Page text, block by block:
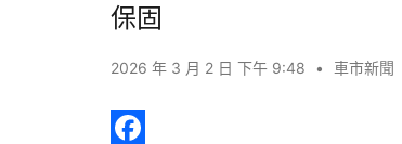
保固
2026 年 3 月 2 日 下午 9:48 • 車市新聞